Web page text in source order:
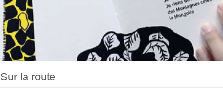
Sur la route